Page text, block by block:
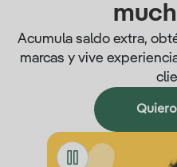
Acumula saldo extra,
marcas y vive